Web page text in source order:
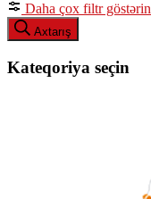
Daha çox filtr göstərin
Axtarış
Kateqoriya seçin